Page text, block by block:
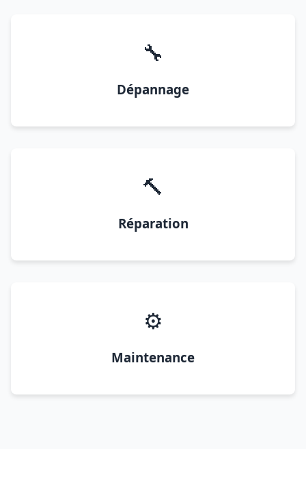
🔧
Dépannage
🔨
Réparation
⚙️
Maintenance